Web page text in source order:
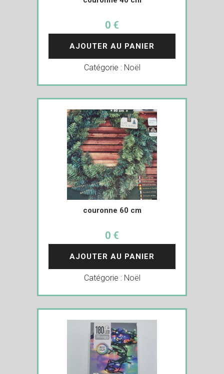
0 €
AJOUTER AU PANIER
Catégorie : Noël
couronne 60 cm
0 €
AJOUTER AU PANIER
Catégorie : Noël